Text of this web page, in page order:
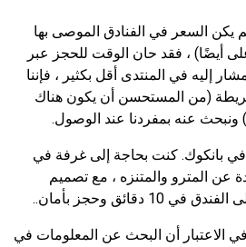
يكن السعر في الفنادق الموصى بها
أيضًا) ، فقد حان الوقت للحجز عبر
إليه في المنتدى أقل بكثير ، فإننا
(من المستحسن أن يكون هناك
عنه بمفردنا عند الوصول.
بانكوك. كنت بحاجة إلى غرفة في
عن المترو والمتنزه ، مع تصميم
دقائق وحجز بأمان..
الاعتبار أن البحث عن المعلومات في